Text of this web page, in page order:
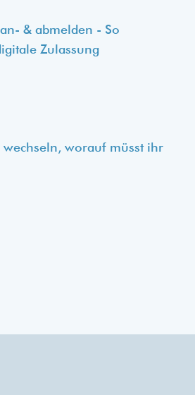
& abmelden - So
Zulassung
wechseln, worauf müsst ihr